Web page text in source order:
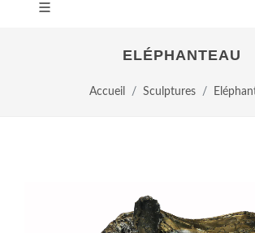
ELÉPHANTEAU
Accueil Sculptures